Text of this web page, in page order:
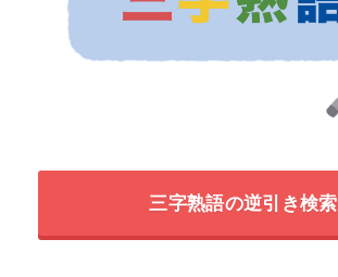
三字熟語の逆引き検索